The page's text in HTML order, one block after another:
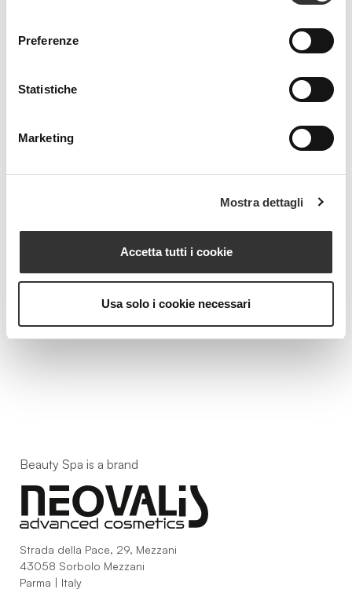
Preferenze
Statistiche
Marketing
Mostra dettagli
Accetta tutti i cookie
Usa solo i cookie necessari
CHROMABODY-C
Beauty Spa is a brand
Strada della Pace, 29, Mezzani
43058 Sorbolo Mezzani
Parma | Italy